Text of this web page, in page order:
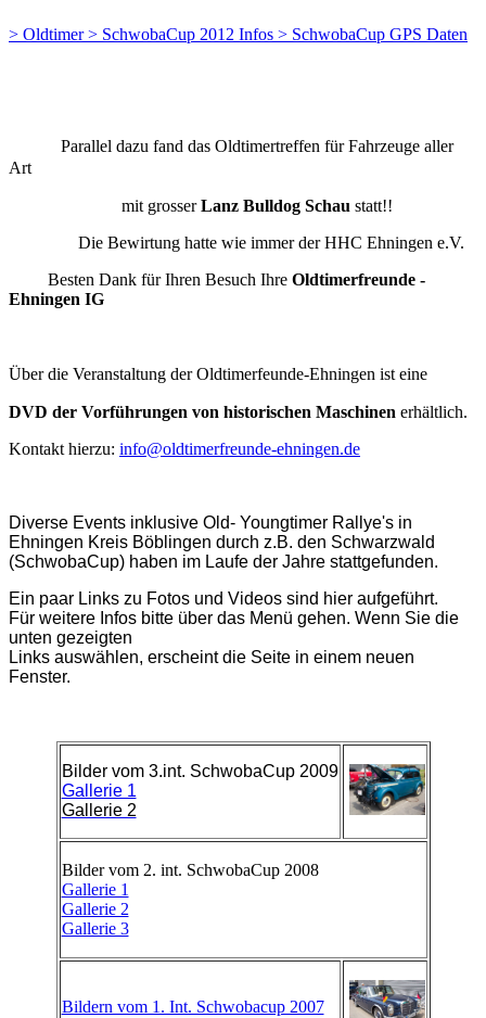
> Oldtimer > SchwobaCup 2012 Infos > SchwobaCup GPS Daten
Parallel dazu fand das Oldtimertreffen für Fahrzeuge aller
Art
mit grosserLanz Bulldog Schau statt!!
Die Bewirtung hatte wie immer der HHC Ehningen e.V.
Besten Dank für Ihren Besuch Ihre Oldtimerfreunde -
Ehningen IG
Über die Veranstaltung der Oldtimerfeunde-Ehningen ist eine
DVD der Vorführungen von historischen Maschinen erhältlich.
Kontakt hierzu: info@oldtimerfreunde-ehningen.de
Diverse Events inklusive Old- Youngtimer Rallye's in
Ehningen Kreis Böblingen durch z.B. den Schwarzwald
(SchwobaCup) haben im Laufe der Jahre stattgefunden.
Ein paar Links zu Fotos und Videos sind hier aufgeführt.
Für weitere Infos bitte über das Menü gehen. Wenn Sie die
unten gezeigten
Links auswählen, erscheint die Seite in einem neuen
Fenster.
Bilder vom 3.int. SchwobaCup 2009
Gallerie 1
Gallerie 2
Bilder vom 2. int. SchwobaCup 2008
Gallerie 1
Gallerie 2
Gallerie 3
Bildern vom 1. Int. Schwobacup 2007